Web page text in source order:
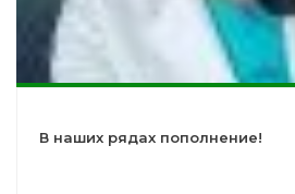
В наших рядах пополнение!